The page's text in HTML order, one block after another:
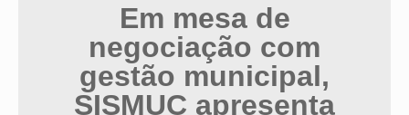
Em mesa de
negociação com
gestão municipal,
SISMUC apresenta